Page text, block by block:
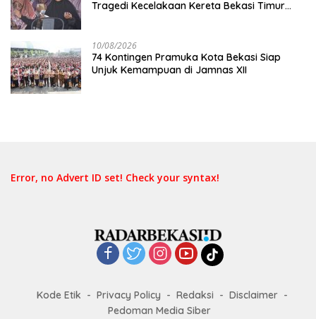
Tragedi Kecelakaan Kereta Bekasi Timur
10/08/2026
74 Kontingen Pramuka Kota Bekasi Siap
Unjuk Kemampuan di Jamnas XII
Error, no Advert ID set! Check your syntax!
Kode Etik Privacy Policy Redaksi
Disclaimer
Pedoman Media Siber